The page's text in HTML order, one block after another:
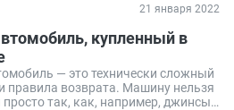
21 января 2022
купленный в
— это технически сложный
правила возврата. Машину нельзя
просто так, как, например, джинсы